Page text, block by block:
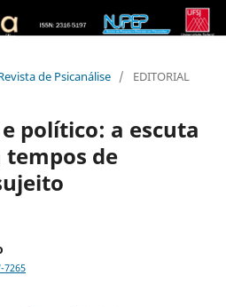
de Psicanálise / EDITORIAL
político: a escuta
de
7265